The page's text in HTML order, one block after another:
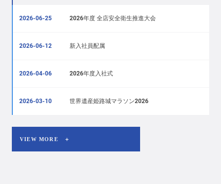
2026-06-25 2026年度 全店安全衛生推進大会
2026-06-12 新入社員配属
2026-04-06 2026年度入社式
2026-03-10 世界遺産姫路城マラソン2026
VIEW MORE ＋